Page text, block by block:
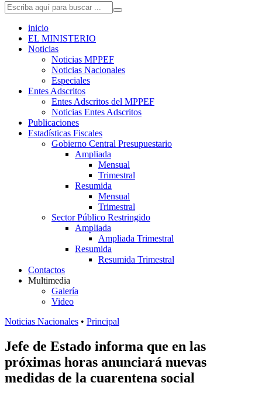
inicio
EL MINISTERIO
Noticias
Noticias MPPEF
Noticias Nacionales
Especiales
Entes Adscritos
Entes Adscritos del MPPEF
Noticias Entes Adscritos
Publicaciones
Estadísticas Fiscales
Gobierno Central Presupuestario
Ampliada
Mensual
Trimestral
Resumida
Mensual
Trimestral
Sector Público Restringido
Ampliada
Ampliada Trimestral
Resumida
Resumida Trimestral
Contactos
Multimedia
Galería
Video
Noticias Nacionales • Principal
Jefe de Estado informa que en las
próximas horas anunciará nuevas
medidas de la cuarentena social